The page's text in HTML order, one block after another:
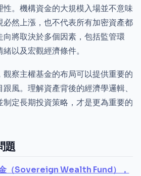
。機構資金的大規模入場並不意味
然上漲，也不代表所有加密資產都
將取決於多個因素，包括監管環
以及宏觀經濟條件。
察主權基金的布局可以提供重要的
風。理解資產背後的經濟學邏輯、
定長期投資策略，才是更為重要的
題
（Sovereign Wealth Fund），